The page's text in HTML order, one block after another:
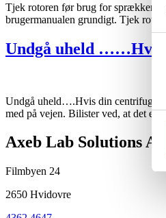
Tjek rotoren før brug for sprækker,
brugermanualen grundigt. Tjek
Undgå uheld
Undgå uheld….Hvis din centrifuge
med på vejen. Bilister ved, at det er
Company
information
and
Axeb Lab Solutions A/S
Filmbyen 24
2650 Hvidovre